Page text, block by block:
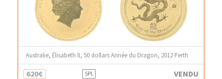
Australie, Élisabeth II, 50 dollars Année du Dragon, 2012 Perth
620€ SPL VENDU